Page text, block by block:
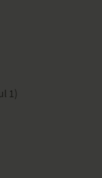
1)